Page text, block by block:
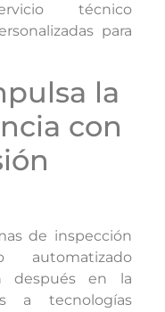
técnico
para
la
con
de inspección
automatizado
después en la
a tecnologías